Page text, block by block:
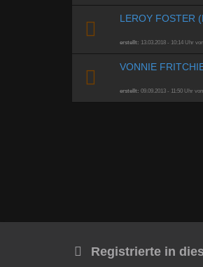
LEROY FOSTER
erstellt: 13.03.2018 - 10:14 Uhr von
VONNIE
erstellt: 09.09.2013 - 11:50 Uhr von
Registrierte in